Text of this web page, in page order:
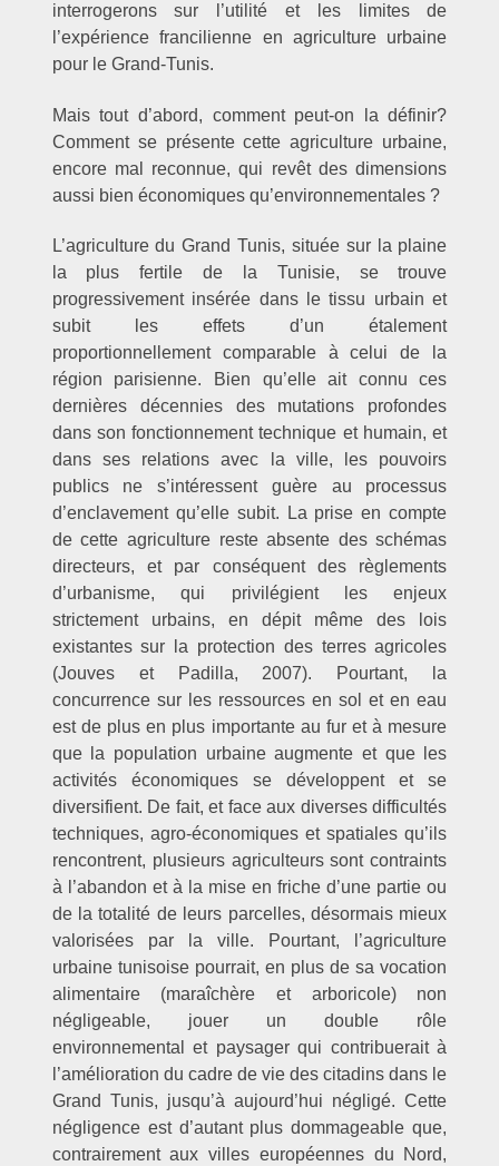
interrogerons sur l’utilité et les limites de
l’expérience francilienne en agriculture urbaine
pour le Grand-Tunis.
Mais tout d’abord, comment peut-on la définir?
Comment se présente cette agriculture urbaine,
encore mal reconnue, qui revêt des dimensions
aussi bien économiques qu’environnementales ?
L’agriculture du Grand Tunis, située sur la plaine
la plus fertile de la Tunisie, se trouve
progressivement insérée dans le tissu urbain et
subit les effets d’un étalement
proportionnellement comparable à celui de la
région parisienne. Bien qu’elle ait connu ces
dernières décennies des mutations profondes
dans son fonctionnement technique et humain, et
dans ses relations avec la ville, les pouvoirs
publics ne s’intéressent guère au processus
d’enclavement qu’elle subit. La prise en compte
de cette agriculture reste absente des schémas
directeurs, et par conséquent des règlements
d’urbanisme, qui privilégient les enjeux
strictement urbains, en dépit même des lois
existantes sur la protection des terres agricoles
(Jouves et Padilla, 2007). Pourtant, la
concurrence sur les ressources en sol et en eau
est de plus en plus importante au fur et à mesure
que la population urbaine augmente et que les
activités économiques se développent et se
diversifient. De fait, et face aux diverses difficultés
techniques, agro-économiques et spatiales qu’ils
rencontrent, plusieurs agriculteurs sont contraints
à l’abandon et à la mise en friche d’une partie ou
de la totalité de leurs parcelles, désormais mieux
valorisées par la ville. Pourtant, l’agriculture
urbaine tunisoise pourrait, en plus de sa vocation
alimentaire (maraîchère et arboricole) non
négligeable, jouer un double rôle
environnemental et paysager qui contribuerait à
l’amélioration du cadre de vie des citadins dans le
Grand Tunis, jusqu’à aujourd’hui négligé. Cette
négligence est d’autant plus dommageable que,
contrairement aux villes européennes du Nord,